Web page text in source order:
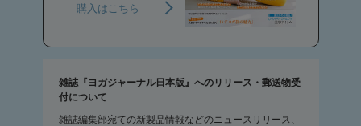
購入はこちら
雑誌『ヨガジャーナル日本版』へのリリース・郵送物受
付について
雑誌編集部宛ての新製品情報などのニュースリリース、